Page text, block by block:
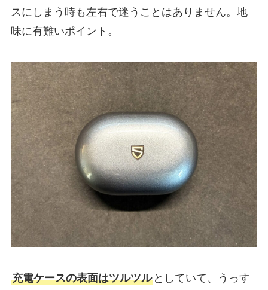
スにしまう時も左右で迷うことはありません。地
味に有難いポイント。
充電ケースの表面はツルツルとしていて、うっす